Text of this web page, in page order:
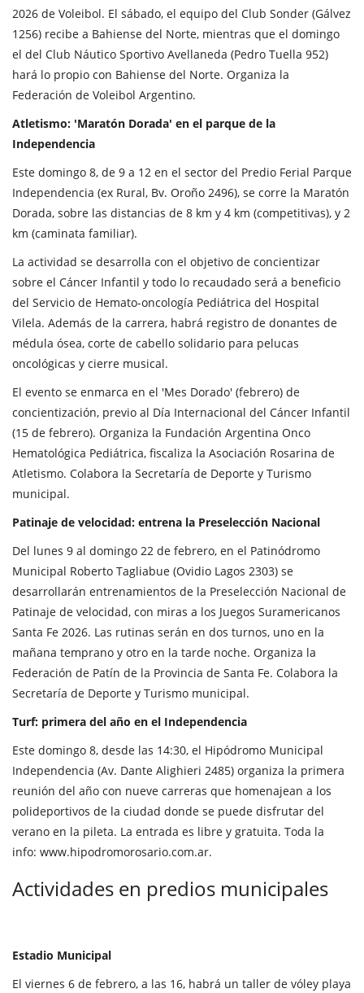
2026 de Voleibol. El sábado, el equipo del Club Sonder (Gálvez
1256) recibe a Bahiense del Norte, mientras que el domingo
el del Club Náutico Sportivo Avellaneda (Pedro Tuella 952)
hará lo propio con Bahiense del Norte. Organiza la
Federación de Voleibol Argentino.
Atletismo: 'Maratón Dorada' en el parque de la
Independencia
Este domingo 8, de 9 a 12 en el sector del Predio Ferial Parque
Independencia (ex Rural, Bv. Oroño 2496), se corre la Maratón
Dorada, sobre las distancias de 8 km y 4 km (competitivas), y 2
km (caminata familiar).
La actividad se desarrolla con el objetivo de concientizar
sobre el Cáncer Infantil y todo lo recaudado será a beneficio
del Servicio de Hemato-oncología Pediátrica del Hospital
Vilela. Además de la carrera, habrá registro de donantes de
médula ósea, corte de cabello solidario para pelucas
oncológicas y cierre musical.
El evento se enmarca en el 'Mes Dorado' (febrero) de
concientización, previo al Día Internacional del Cáncer Infantil
(15 de febrero). Organiza la Fundación Argentina Onco
Hematológica Pediátrica, fiscaliza la Asociación Rosarina de
Atletismo. Colabora la Secretaría de Deporte y Turismo
municipal.
Patinaje de velocidad: entrena la Preselección Nacional
Del lunes 9 al domingo 22 de febrero, en el Patinódromo
Municipal Roberto Tagliabue (Ovidio Lagos 2303) se
desarrollarán entrenamientos de la Preselección Nacional de
Patinaje de velocidad, con miras a los Juegos Suramericanos
Santa Fe 2026. Las rutinas serán en dos turnos, uno en la
mañana temprano y otro en la tarde noche. Organiza la
Federación de Patín de la Provincia de Santa Fe. Colabora la
Secretaría de Deporte y Turismo municipal.
Turf: primera del año en el Independencia
Este domingo 8, desde las 14:30, el Hipódromo Municipal
Independencia (Av. Dante Alighieri 2485) organiza la primera
reunión del año con nueve carreras que homenajean a los
polideportivos de la ciudad donde se puede disfrutar del
verano en la pileta. La entrada es libre y gratuita. Toda la
info: www.hipodromorosario.com.ar.
Actividades en predios municipales
Estadio Municipal
El viernes 6 de febrero, a las 16, habrá un taller de vóley playa